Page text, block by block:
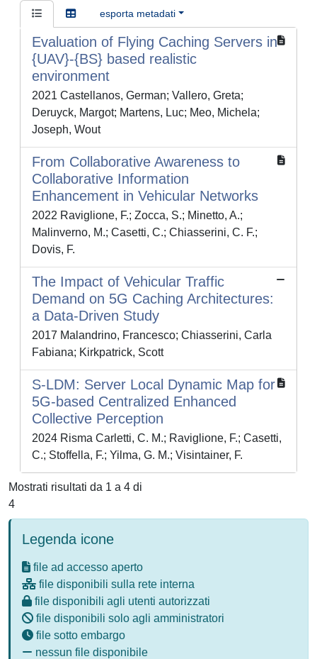
esporta metadati
Evaluation of Flying Caching Servers in
{UAV}-{BS} based realistic
environment
2021 Castellanos, German; Vallero, Greta;
Deruyck, Margot; Martens, Luc; Meo, Michela;
Joseph, Wout
From Collaborative Awareness to
Collaborative Information
Enhancement in Vehicular Networks
2022 Raviglione, F.; Zocca, S.; Minetto, A.;
Malinverno, M.; Casetti, C.; Chiasserini, C. F.;
Dovis, F.
The Impact of Vehicular Traffic
Demand on 5G Caching Architectures:
a Data-Driven Study
2017 Malandrino, Francesco; Chiasserini, Carla
Fabiana; Kirkpatrick, Scott
S-LDM: Server Local Dynamic Map for
5G-based Centralized Enhanced
Collective Perception
2024 Risma Carletti, C. M.; Raviglione, F.; Casetti,
C.; Stoffella, F.; Yilma, G. M.; Visintainer, F.
Mostrati risultati da 1 a 4 di
4
Legenda icone
file ad accesso aperto
file disponibili sulla rete interna
file disponibili agli utenti autorizzati
file disponibili solo agli amministratori
file sotto embargo
nessun file disponibile